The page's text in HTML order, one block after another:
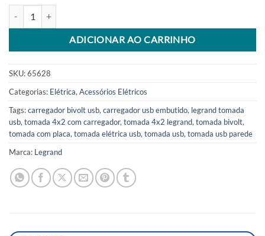
ADICIONAR AO CARRINHO
Alternative:
SKU:65628
Categorias: Elétrica, Acessórios Elétricos
Tags:carregador bivolt usb, carregador usb embutido, legrand tomada
usb, tomada 4x2 com carregador, tomada 4x2 legrand, tomada bivolt,
tomada com placa, tomada elétrica usb, tomada usb, tomada usb parede
Marca: Legrand